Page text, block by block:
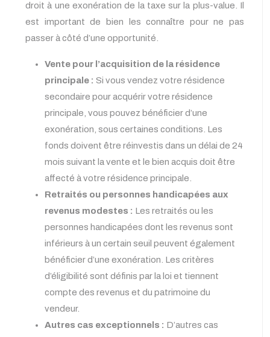
droit à une exonération de la taxe sur la plus-value. Il
est important de bien les connaître pour ne pas
passer à côté d’une opportunité.
Vente pour l’acquisition de la résidence
principale : Si vous vendez votre résidence
secondaire pour acquérir votre résidence
principale, vous pouvez bénéficier d’une
exonération, sous certaines conditions. Les
fonds doivent être réinvestis dans un délai de 24
mois suivant la vente et le bien acquis doit être
affecté à votre résidence principale.
Retraités ou personnes handicapées aux
revenus modestes : Les retraités ou les
personnes handicapées dont les revenus sont
inférieurs à un certain seuil peuvent également
bénéficier d’une exonération. Les critères
d’éligibilité sont définis par la loi et tiennent
compte des revenus et du patrimoine du
vendeur.
Autres cas exceptionnels : D’autres cas